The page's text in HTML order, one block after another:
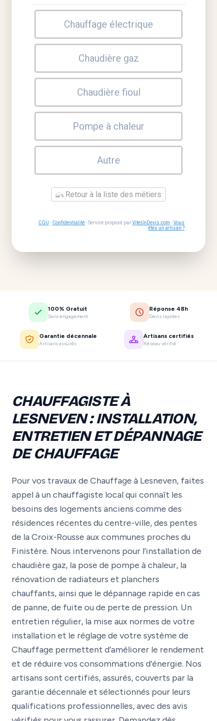
Chauffage électrique
Chaudière gaz
Chaudière fioul
Pompe à chaleur
Autre
Retour à la liste des métiers
CGU - Confidentialité- Service proposé parViteUnDevis.com -Vous
êtes un artisan ?
100% Gratuit
Sans engagement
Réponse 48h
Devis rapides
Garantie décennale
Artisans assurés
Artisans certifiés
Réseau vérifié
CHAUFFAGISTE À
LESNEVEN : INSTALLATION,
ENTRETIEN ET DÉPANNAGE
DE CHAUFFAGE
Pour vos travaux de Chauffage à Lesneven, faites
appel à un chauffagiste local qui connaît les
besoins des logements anciens comme des
résidences récentes du centre-ville, des pentes
de la Croix-Rousse aux communes proches du
Finistère. Nous intervenons pour l’installation de
chaudière gaz, la pose de pompe à chaleur, la
rénovation de radiateurs et planchers
chauffants, ainsi que le dépannage rapide en cas
de panne, de fuite ou de perte de pression. Un
entretien régulier, la mise aux normes de votre
installation et le réglage de votre système de
Chauffage permettent d’améliorer le rendement
et de réduire vos consommations d’énergie. Nos
artisans sont certifiés, assurés, couverts par la
garantie décennale et sélectionnés pour leurs
qualifications professionnelles, avec des avis